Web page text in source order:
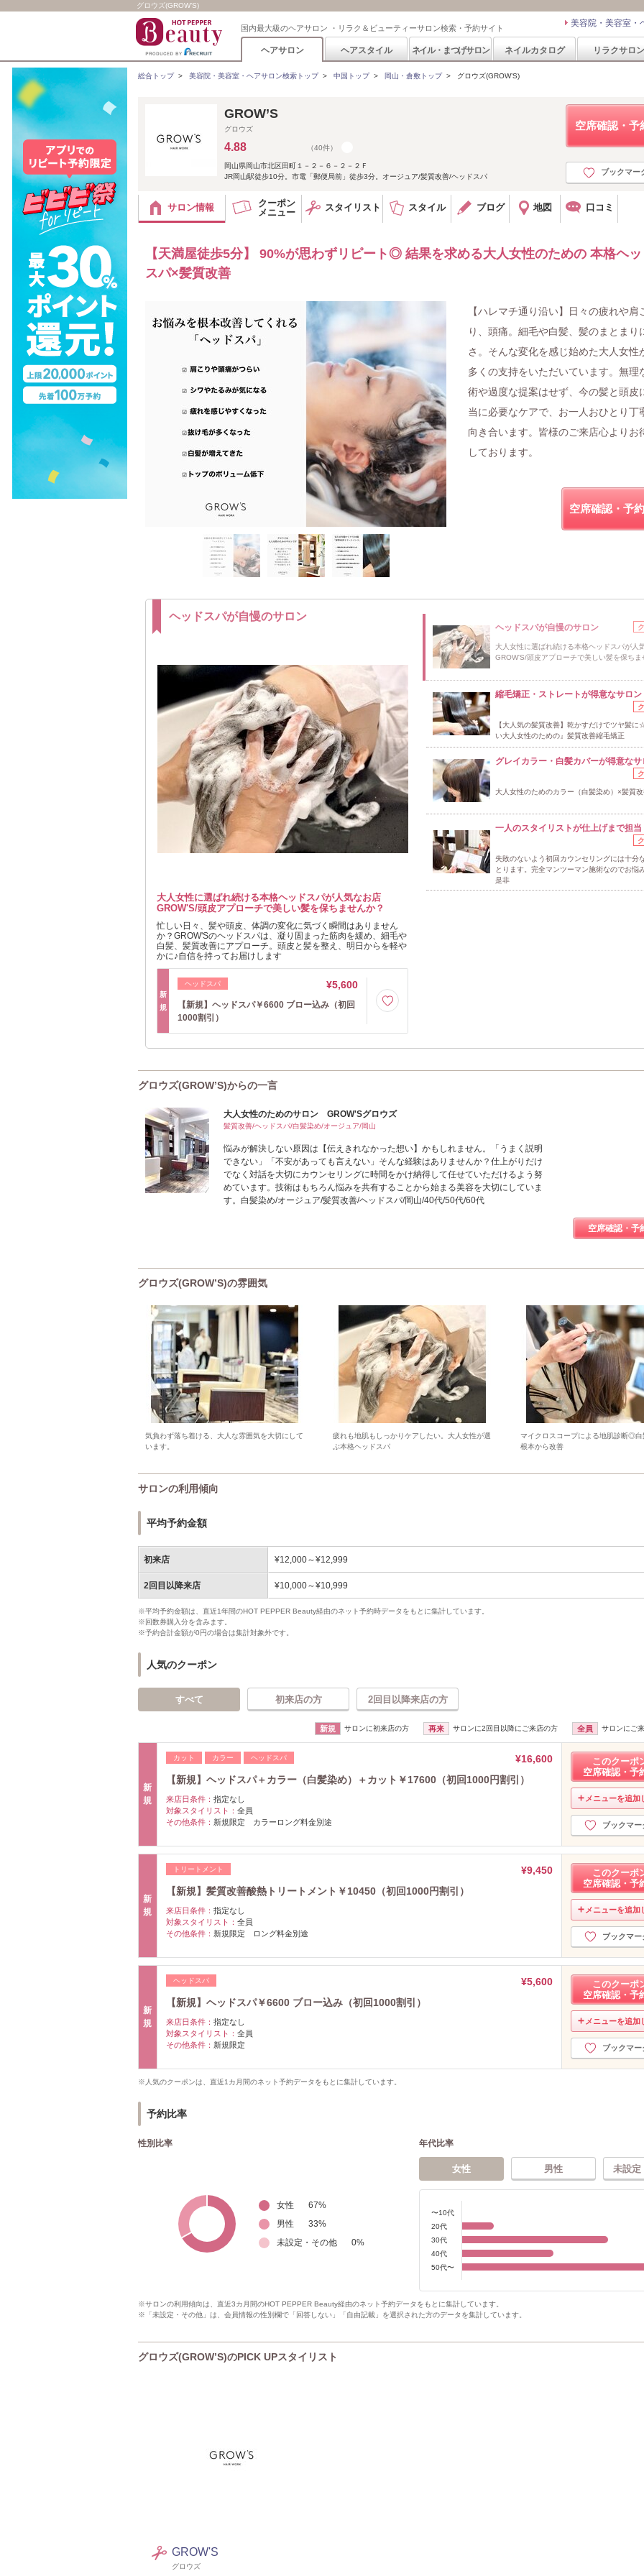
グロウズ(GROW’S)
国内最大級のヘアサロン ・リラク＆ビューティーサロン検索・予約サイト 美容院・美容室・
ヘアサロン ヘアスタイル ネイル・まつげサロン ネイルカタログ リラクサロン
総合トップ> 美容院・美容室・ヘアサロン検索トップ> 中国トップ> 岡山・倉敷トップ> グロウズ(GROW’S)
空席確認・予
ブックマー
GROW’S
グロウズ
4.88 （40件）
岡山県岡山市北区田町１－２－６－２－２Ｆ
JR岡山駅徒歩10分。市電「郵便局前」徒歩3分。オージュア/髪質改善/ヘッドスパ
サロン情報
クーポン
メニュー
スタイリスト スタイル ブログ 地図 口コミ
【天満屋徒歩5分】 90%が思わずリピート◎ 結果を求める大人女性のための 本格ヘ
スパ×髪質改善
【ハレマチ通り沿い】日々の疲れや肩
り、頭痛。細毛や白髪、髪のまとまり
さ。そんな変化を感じ始めた大人女性
多くの支持をいただいています。無理
術や過度な提案はせず、今の髪と頭皮
当に必要なケアで、お一人おひとり丁
向き合います。皆様のご来店心よりお
しております。
空席確認・予
ヘッドスパが自慢のサロン
大人女性に選ばれ続ける本格ヘッドスパが人気なお店
GROW'S/頭皮アプローチで美しい髪を保ちませんか？
忙しい日々、髪や頭皮、体調の変化に気づく瞬間はありません
か？GROW'Sのヘッドスパは、凝り固まった筋肉を緩め、細毛や
白髪、髪質改善にアプローチ。頭皮と髪を整え、明日からを軽や
かに♪自信を持ってお届けします
新
規
ヘッドスパ ¥5,600
【新規】ヘッドスパ￥6600 ブロー込み（初回
1000割引）
ヘッドスパが自慢のサロン
大人女性に選ばれ続ける本格ヘッドスパが人
GROW'S/頭皮アプローチで美しい髪を保ちま
縮毛矯正・ストレートが得意なサロン
【大人気の髪質改善】乾かすだけでツヤ髪に
い大人女性のための』髪質改善縮毛矯正
グレイカラー・白髪カバーが得意なサ
大人女性のためのカラー（白髪染め）×髪質
一人のスタイリストが仕上げまで担当
失敗のないよう初回カウンセリングには十分
とります。完全マンツーマン施術なのでお悩
是非
グロウズ(GROW’S)からの一言
大人女性のためのサロン GROW'Sグロウズ
髪質改善/ヘッドスパ/白髪染め/オージュア/岡山
悩みが解決しない原因は【伝えきれなかった想い】かもしれません。「うまく説明
できない」「不安があっても言えない」そんな経験はありませんか？仕上がりだけ
でなく対話を大切にカウンセリングに時間をかけ納得して任せていただけるよう努
めています。技術はもちろん悩みを共有することから始まる美容を大切にしていま
す。白髪染め/オージュア/髪質改善/ヘッドスパ/岡山/40代/50代/60代
空席確認・予
グロウズ(GROW’S)の雰囲気
気負わず落ち着ける、大人な雰囲気を大切にして
います。
疲れも地肌もしっかりケアしたい。大人女性が選
ぶ本格ヘッドスパ
マイクロスコープによる地肌診断◎白
根本から改善
サロンの利用傾向
平均予約金額
初来店 ¥12,000～¥12,999
2回目以降来店 ¥10,000～¥10,999
※平均予約金額は、直近1年間のHOT PEPPER Beauty経由のネット予約時データをもとに集計しています。
※回数券購入分を含みます。
※予約合計金額が0円の場合は集計対象外です。
人気のクーポン
すべて 初来店の方 2回目以降来店の方
新規 サロンに初来店の方 再来 サロンに2回目以降にご来店の方 全員 サロンにご
新
規
カット カラー ヘッドスパ
¥16,600
【新規】ヘッドスパ＋カラー（白髪染め）＋カット￥17600（初回1000円割引）
来店日条件： 指定なし
対象スタイリスト： 全員
その他条件： 新規限定 カラーロング料金別途
このクーポ
空席確認・予
メニューを追加
ブックマー
新
規
トリートメント
¥9,450
【新規】髪質改善酸熱トリートメント￥10450（初回1000円割引）
来店日条件： 指定なし
対象スタイリスト： 全員
その他条件： 新規限定 ロング料金別途
このクーポ
空席確認・予
メニューを追加
ブックマー
新
規
ヘッドスパ
¥5,600
【新規】ヘッドスパ￥6600 ブロー込み（初回1000割引）
来店日条件： 指定なし
対象スタイリスト： 全員
その他条件： 新規限定
このクーポ
空席確認・予
メニューを追加
ブックマー
※人気のクーポンは、直近1カ月間のネット予約データをもとに集計しています。
予約比率
性別比率
女性 67%
男性
33%
未設定・その他
0%
年代比率
女性 男性 未設定
〜10代
20代
30代
40代
50代〜
※サロンの利用傾向は、直近3カ月間のHOT PEPPER Beauty経由のネット予約データをもとに集計しています。
※「未設定・その他」は、会員情報の性別欄で「回答しない」「自由記載」を選択された方のデータを集計しています。
グロウズ(GROW’S)のPICK UPスタイリスト
GROW'S
グロウズ